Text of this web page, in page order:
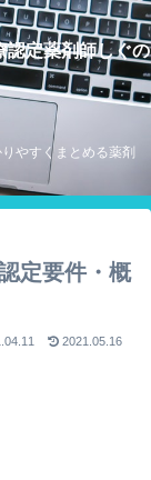
認定薬剤師しぐの
やすくまとめる薬剤
定要件・概
2021.05.16